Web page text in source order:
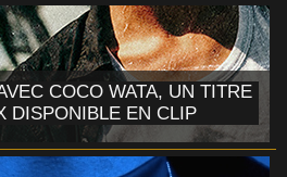
COCO WATA, UN TITRE
DISPONIBLE EN CLIP